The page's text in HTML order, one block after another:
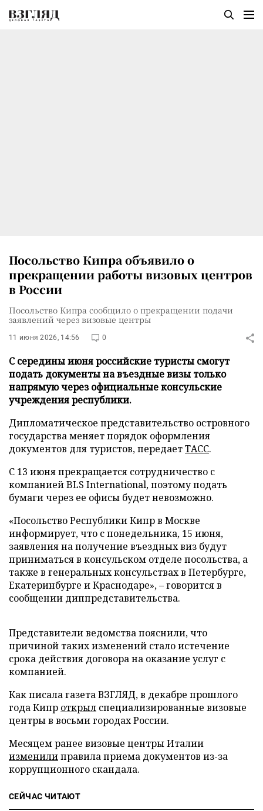
Посольство Кипра объявило о
прекращении работы визовых центров
в России
Посольство Кипра сообщило о прекращении подачи
заявлений через визовые центры
11 июня 2026, 14:56 0
С середины июня российские туристы смогут
подать документы на въездные визы только
напрямую через официальные консульские
учреждения республики.
Дипломатическое представительство островного
государства меняет порядок оформления
документов для туристов, передаетТАСС.
С 13 июня прекращается сотрудничество с
компанией BLS International, поэтому подать
бумаги через ее офисы будет невозможно.
«Посольство Республики Кипр в Москве
информирует, что с понедельника, 15 июня,
заявления на получение въездных виз будут
приниматься в консульском отделе посольства, а
также в генеральных консульствах в Петербурге,
Екатеринбурге и Краснодаре», – говорится в
сообщении диппредставительства.
Представители ведомства пояснили, что
причиной таких изменений стало истечение
срока действия договора на оказание услуг с
компанией.
Как писала газета ВЗГЛЯД, в декабре прошлого
года Кипр открыл специализированные визовые
центры в восьми городах России.
Месяцем ранее визовые центры Италии
изменилиправила приема документов из-за
коррупционного скандала.
СЕЙЧАС ЧИТАЮТ